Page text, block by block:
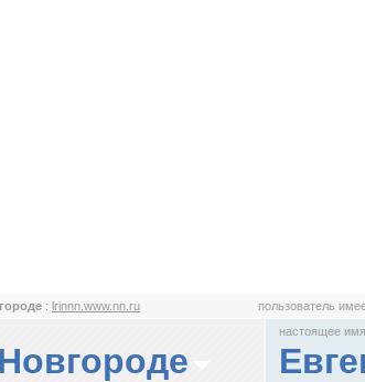
: lrinnn.www.nn.ru пользователь
настоящее